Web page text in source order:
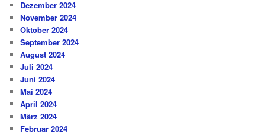
Dezember 2024
November 2024
Oktober 2024
September 2024
August 2024
Juli 2024
Juni 2024
Mai 2024
April 2024
März 2024
Februar 2024